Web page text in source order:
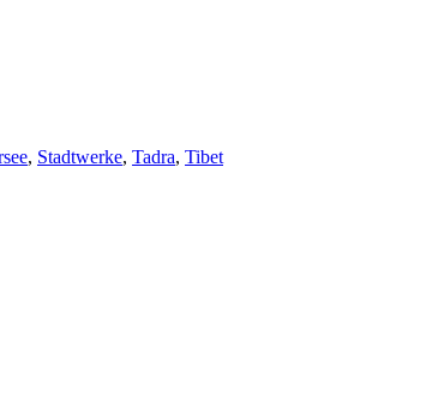
, Stadtwerke, Tadra, Tibet